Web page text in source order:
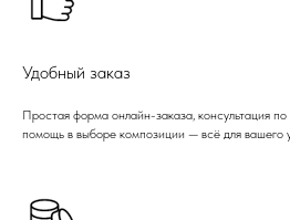
Удобный заказ
Простая форма онлайн-заказа, консультация
помощь в выборе композиции — всё для вашего